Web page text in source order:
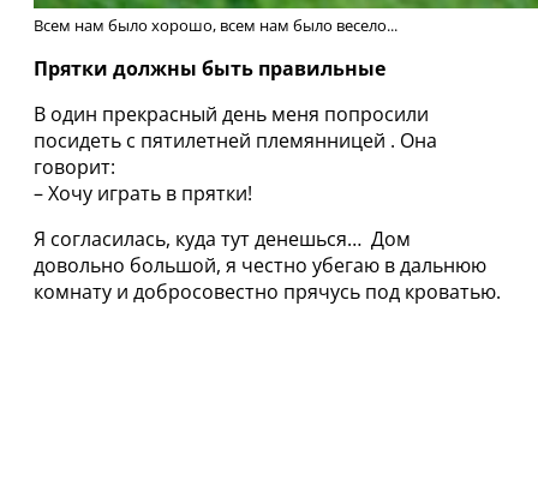
Всем нам было хорошо, всем нам было весело...
Прятки должны быть правильные
В один прекрасный день меня попросили
посидеть с пятилетней племянницей . Она
говорит:
– Хочу играть в прятки!
Я согласилась, куда тут денешься… Дом
довольно большой, я честно убегаю в дальнюю
комнату и добросовестно прячусь под кроватью.